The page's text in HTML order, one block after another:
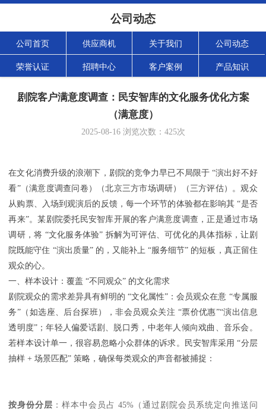
公司动态
公司首页 供应商机 关于我们 公司动态
荣誉认证 招聘中心 客户案例 产品知识
剧院客户满意度调查：民安智库的文化服务优化方案
（满意度）
2025-08-16浏览次数： 425次
在文化消费升级的浪潮下，剧院的竞争力早已不局限于 “演出好不好
看”（满意度调查问卷）（北京三方市场调研）（三方评估）。观众
从购票、入场到观演后的反馈，每一个环节的体验都在影响其 “是否
再来”。某剧院委托民安智库开展的客户满意度调查，正是通过市场
调研，将 “文化服务体验” 拆解为可评估、可优化的具体指标，让剧
院既能守住 “演出质量” 的，又能补上 “服务细节” 的短板，真正留住
观众的心。
一、样本设计：覆盖 “不同观众” 的文化需求
剧院观众的需求差异具有鲜明的 “文化属性”：会员观众在意 “专属服
务”（如选座、后台探班），非会员观众关注 “票价优惠”“演出信息
透明度”；年轻人偏爱话剧、脱口秀，中老年人倾向戏曲、音乐会。
若样本设计单一，很容易忽略小众群体的诉求。民安智库采用 “分层
抽样 + 场景匹配” 策略，确保每类观众的声音都被捕捉：
按身份分层 ：样本中会员占 45%（通过剧院会员系统定向推送问